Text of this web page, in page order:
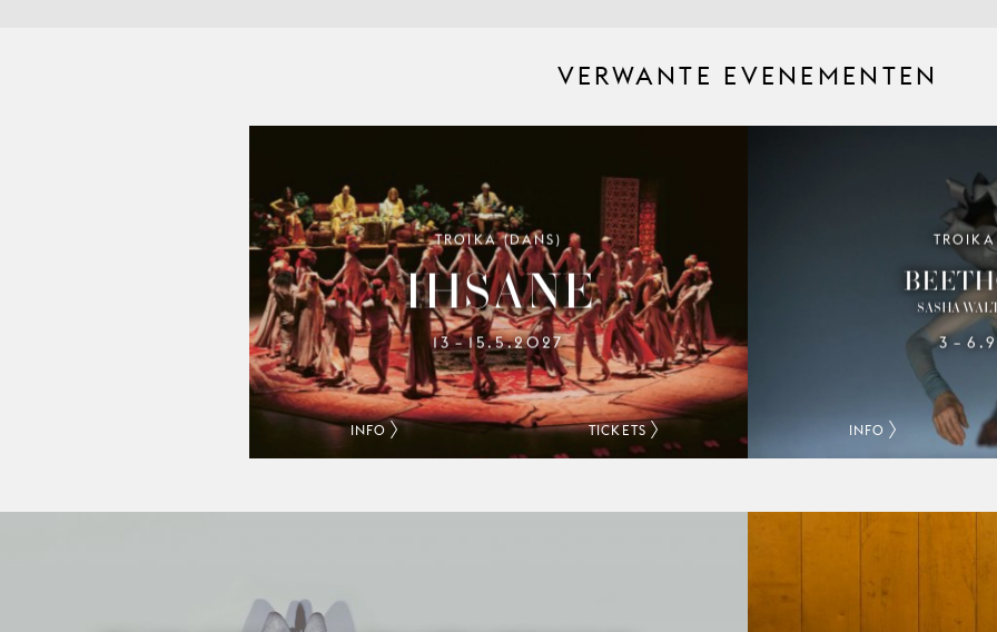
VERWANTE EVENEMENTEN
TROIKA (DANS)
IHSANE
13–15.5.2027
INFO TICKETS
SASHA
3 –
INFO